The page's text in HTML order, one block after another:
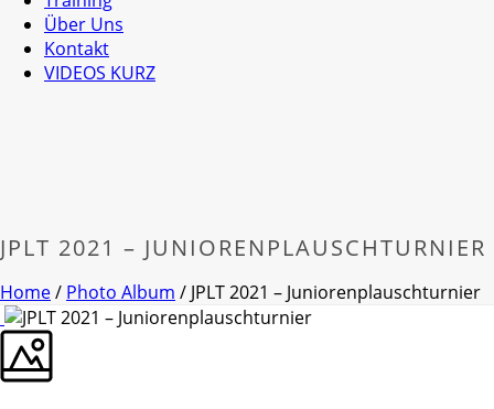
Über Uns
Kontakt
VIDEOS KURZ
JPLT 2021 – JUNIORENPLAUSCHTURNIER
Home/ Photo Album / JPLT 2021 – Juniorenplauschturnier